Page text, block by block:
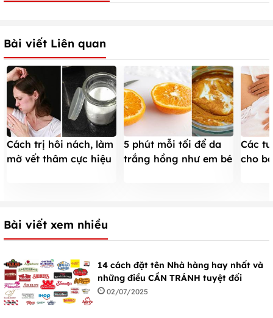
Bài viết Liên quan
Cách trị hôi nách, làm
mờ vết thâm cực hiệu
5 phút mỗi tối để da
trắng hồng như em bé
Các
cho
Bài viết xem nhiều
14 cách đặt tên Nhà hàng hay nhất và
những điều CẦN TRÁNH tuyệt đối
02/07/2025